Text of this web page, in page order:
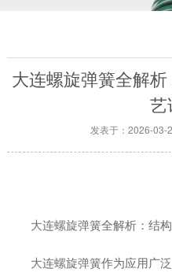
大连螺旋弹簧全解
艺
发表于：2026-03-
大连螺旋弹簧全解析：结
大连螺旋弹簧作为应用广